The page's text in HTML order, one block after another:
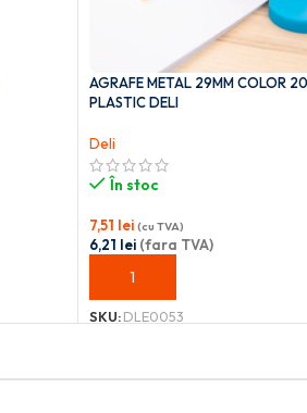
AGRAFE METAL 29MM COLOR
PLASTIC DELI
Deli
În stoc
7,51 lei (cu TVA)
6,21 lei(fara TVA)
ADAUGĂ ÎN COȘ
SKU:DLE0053